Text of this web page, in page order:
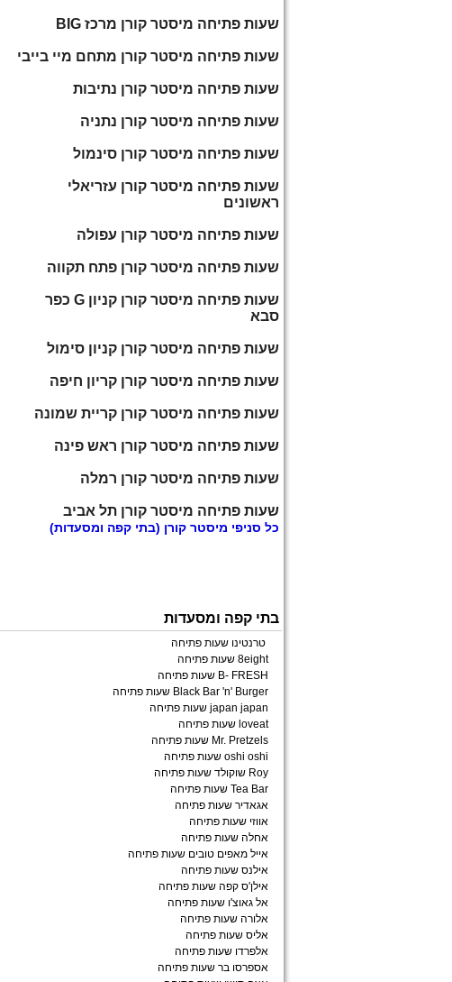
שעות פתיחה מיסטר קורן מרכז BIG
שעות פתיחה מיסטר קורן מתחם מיי בייבי
שעות פתיחה מיסטר קורן נתיבות
שעות פתיחה מיסטר קורן נתניה
שעות פתיחה מיסטר קורן סינמול
שעות פתיחה מיסטר קורן עזריאלי
ראשונים
שעות פתיחה מיסטר קורן עפולה
שעות פתיחה מיסטר קורן פתח תקווה
שעות פתיחה מיסטר קורן קניון G כפר
סבא
שעות פתיחה מיסטר קורן קניון סימול
שעות פתיחה מיסטר קורן קריון חיפה
שעות פתיחה מיסטר קורן קריית שמונה
שעות פתיחה מיסטר קורן ראש פינה
שעות פתיחה מיסטר קורן רמלה
שעות פתיחה מיסטר קורן תל אביב
כל סניפי מיסטר קורן (בתי קפה ומסעדות)
בתי קפה ומסעדות
טרנטינו שעות פתיחה
8eight שעות פתיחה
B- FRESH שעות פתיחה
Black Bar 'n' Burger שעות פתיחה
japan japan שעות פתיחה
loveat שעות פתיחה
Mr. Pretzels שעות פתיחה
oshi oshi שעות פתיחה
Roy שוקולד שעות פתיחה
Tea Bar שעות פתיחה
אגאדיר שעות פתיחה
אווזי שעות פתיחה
אחלה שעות פתיחה
אייל מאפים טובים שעות פתיחה
אילנס שעות פתיחה
אילן'ס קפה שעות פתיחה
אל גאוצ'ו שעות פתיחה
אלורה שעות פתיחה
אליס שעות פתיחה
אלפרדו שעות פתיחה
אספרסו בר שעות פתיחה